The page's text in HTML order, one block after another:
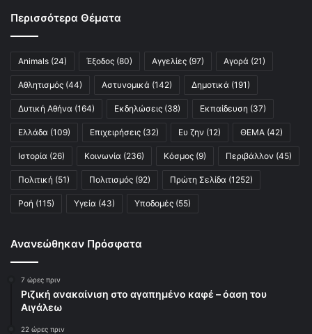
Περισσότερα Θέματα
Animals (24) Έξοδος (80) Αγγελίες (97) Αγορά (21)
Αθλητισμός (44) Αστυνομικά (142) Δημοτικά (191)
Δυτική Αθήνα (164) Εκδηλώσεις (38) Εκπαίδευση (37)
Ελλάδα (109) Επιχειρήσεις (32) Ευ ζην (12) ΘΕΜΑ (42)
Ιστορία (26) Κοινωνία (236) Κόσμος (9) Περιβάλλον (45)
Πολιτική (51) Πολιτισμός (92) Πρώτη Σελίδα (1252)
Ροή (115) Υγεία (43) Υποδομές (55)
Ανανεώθηκαν Πρόσφατα
7 ώρες πριν
Ριζική ανακαίνιση στο αγαπημένο καφέ – όαση του
Αιγάλεω
22 ώρες πριν